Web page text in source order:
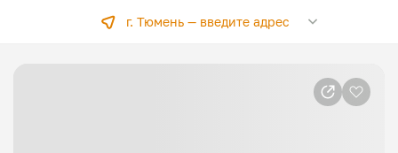
г. Тюмень — введите адрес